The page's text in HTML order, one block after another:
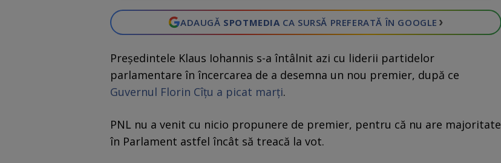
ADAUGĂ SPOTMEDIA CA SURSĂ PREFERATĂ ÎN GOOGLE ›
Președintele Klaus Iohannis s-a întâlnit azi cu liderii partidelor
parlamentare în încercarea de a desemna un nou premier, după ce
Guvernul Florin Cîțu a picat marți.
PNL nu a venit cu nicio propunere de premier, pentru că nu are majoritate
în Parlament astfel încât să treacă la vot.